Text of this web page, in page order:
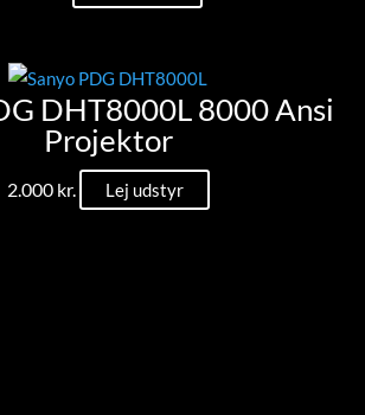
DHT8000L 8000 Ansi
Projektor
2.000 kr. Lej udstyr